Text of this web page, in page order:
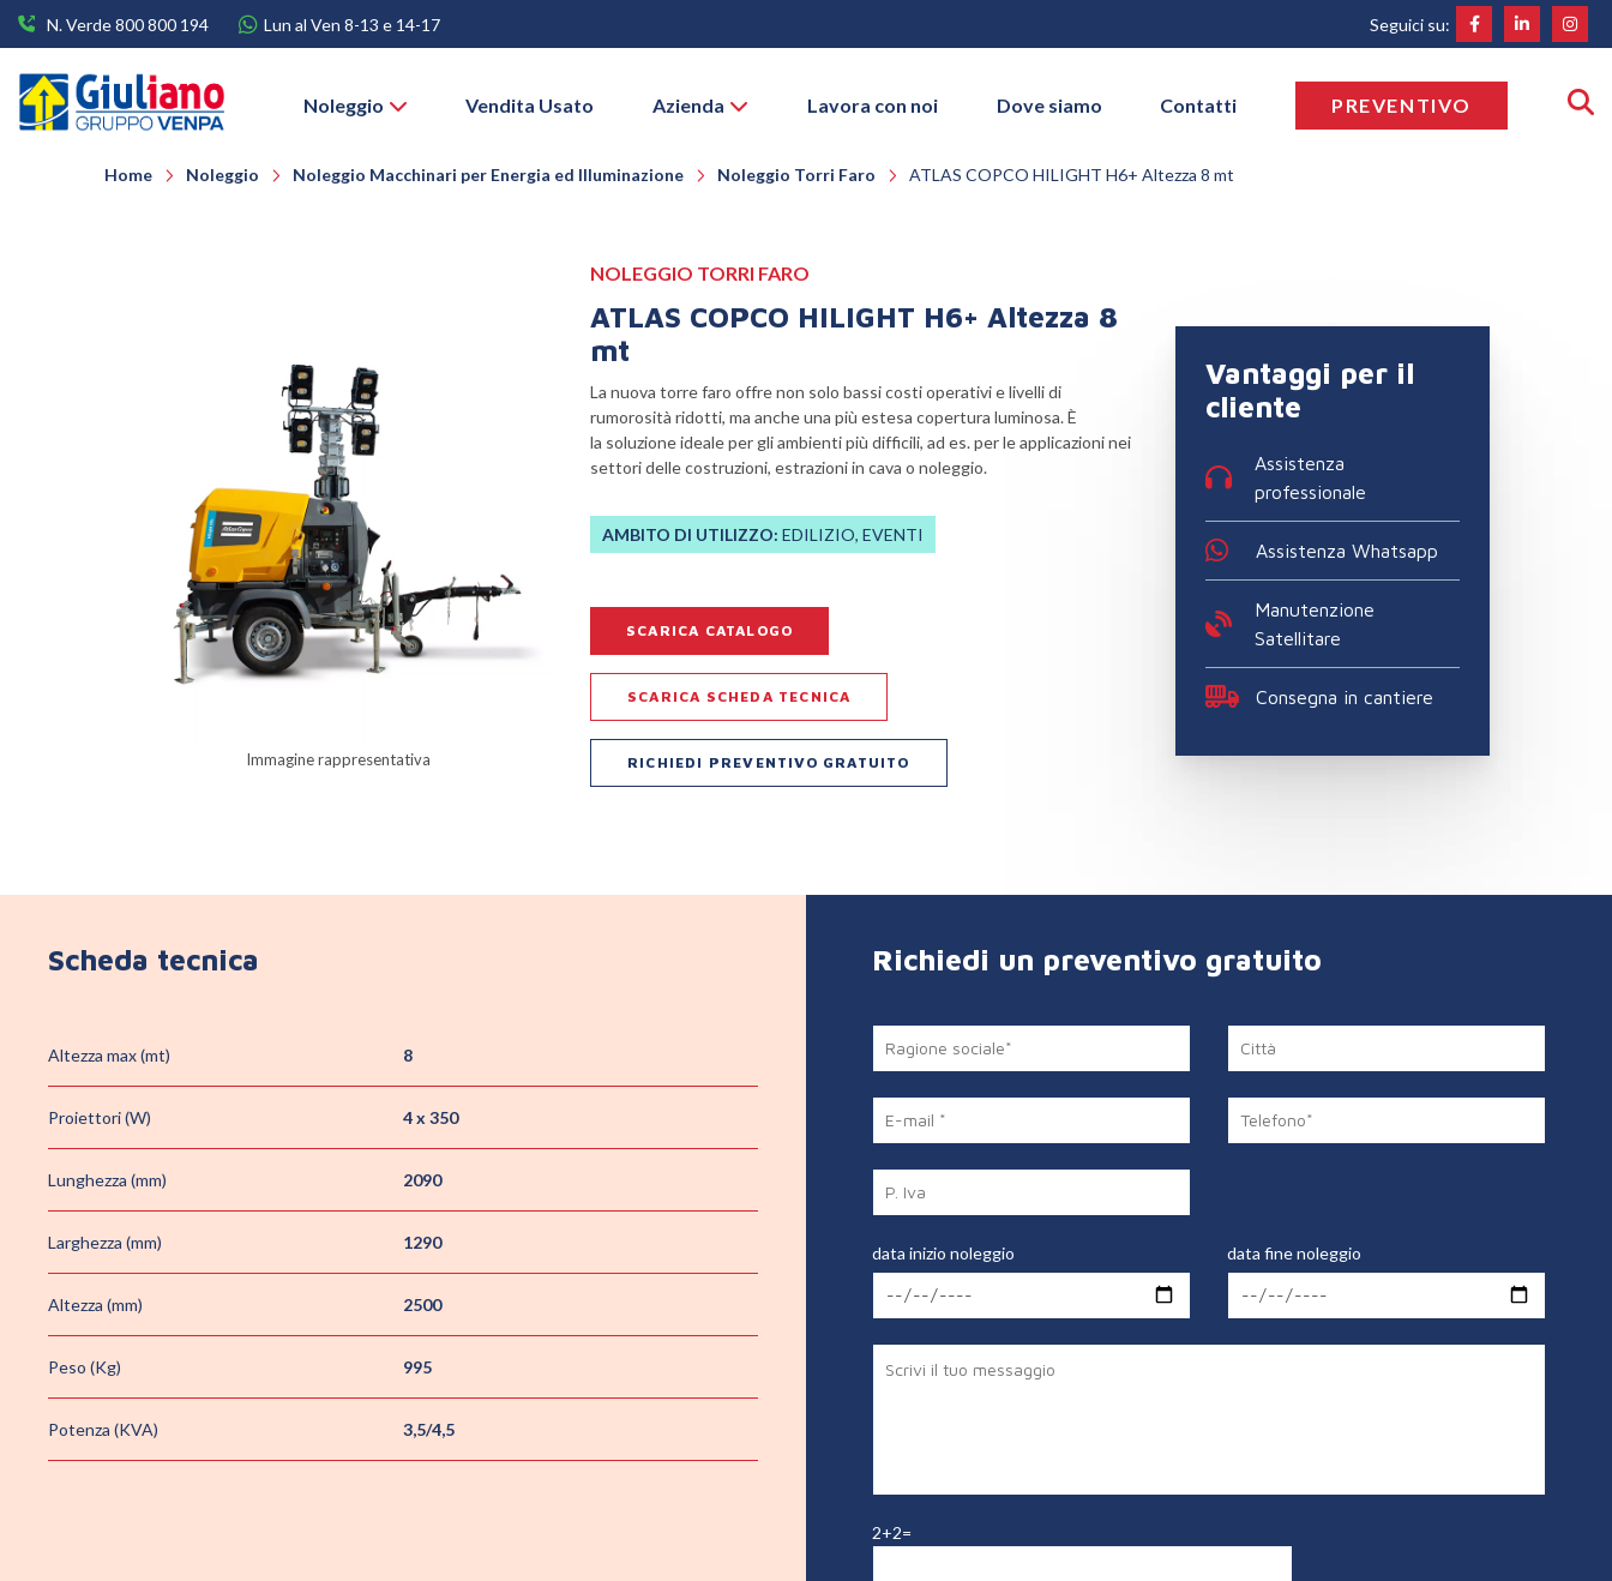
N. Verde 800 800 194 Lun al Ven 8-13 e 14-17 Seguici su:
Noleggio Vendita Usato Azienda Lavora con noi Dove siamo Contatti PREVENTIVO
Home Noleggio Noleggio Macchinari per Energia ed Illuminazione Noleggio Torri Faro ATLAS COPCO HILIGHT H6+ Altezza 8 mt
Immagine rappresentativa
NOLEGGIO TORRI FARO
ATLAS COPCO HILIGHT H6+ Altezza 8
mt
La nuova torre faro offre non solo bassi costi operativi e livelli di
rumorosità ridotti, ma anche una più estesa copertura luminosa. È
la soluzione ideale per gli ambienti più difficili, ad es. per le applicazioni nei
settori delle costruzioni, estrazioni in cava o noleggio.
AMBITO DI UTILIZZO: EDILIZIO, EVENTI
SCARICA CATALOGO
SCARICA SCHEDA TECNICA
RICHIEDI PREVENTIVO GRATUITO
Vantaggi per il
cliente
Assistenza
professionale
Assistenza Whatsapp
Manutenzione
Satellitare
Consegna in cantiere
Scheda tecnica
Altezza max (mt) 8
Proiettori (W) 4 x 350
Lunghezza (mm) 2090
Larghezza (mm) 1290
Altezza (mm) 2500
Peso (Kg) 995
Potenza (KVA) 3,5/4,5
Richiedi un preventivo gratuito
data inizio noleggio data fine noleggio
2+2=